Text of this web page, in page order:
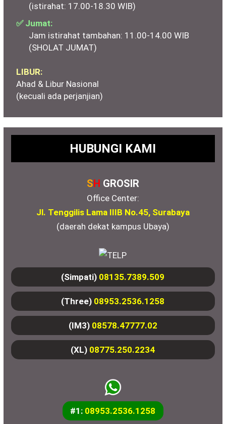
(istirahat: 17.00-18.30 WIB)
✅ Jumat:
Jam istirahat tambahan: 11.00-14.00 WIB
(SHOLAT JUMAT)
LIBUR:
Ahad & Libur Nasional
(kecuali ada perjanjian)
HUBUNGI KAMI
SH GROSIR
Office Center:
Jl. Tenggilis Lama IIIB No.45, Surabaya
(daerah dekat kampus Ubaya)
(Simpati) 08135.7389.509
(Three) 08953.2536.1258
(IM3) 08578.47777.02
(XL) 08775.250.2234
#1: 08953.2536.1258